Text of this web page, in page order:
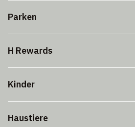
Parken
H Rewards
Kinder
Haustiere